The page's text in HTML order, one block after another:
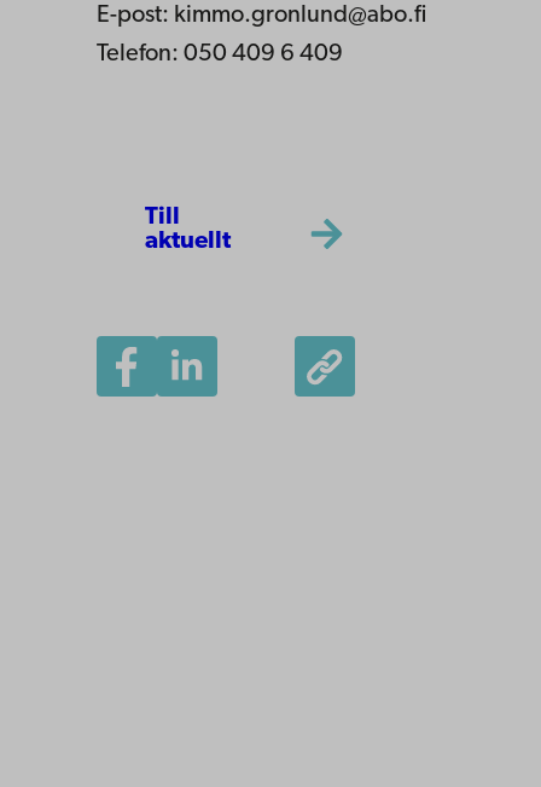
E-post: kimmo.gronlund@abo.fi
Telefon: 050 409 6 409
Till
aktuellt